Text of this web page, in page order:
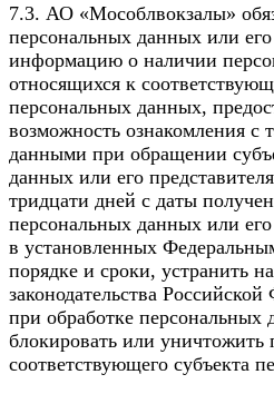
7.3. АО «Мособлвокзалы»
персональных данных или
информацию о наличии
относящихся к
персональных данных,
возможность ознакомления с
данными при обращении
данных или его
тридцати дней с даты
персональных данных или его
в установленных
порядке и сроки, устранить
законодательства
при обработке персональных
блокировать или уничтожить
соответствующего субъекта